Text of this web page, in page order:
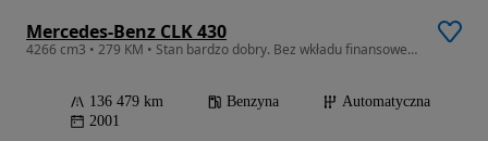
Mercedes-Benz CLK 430
4266 cm3 • 279 KM • Stan bardzo dobry. Bez wkładu finansowego.
136 479 km Benzyna
Automatyczna
2001